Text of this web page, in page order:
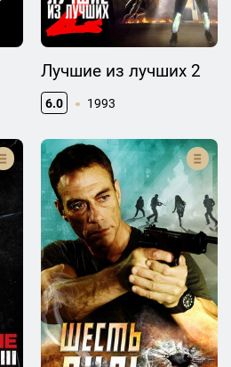
Лучшие из лучших 2
6.0 1993